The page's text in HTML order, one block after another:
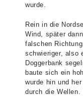
wurde.
Rein in die
Wind, später
falschen
schwieriger, also
Doggerbank
baute sich ein
wurde hin und
durch die